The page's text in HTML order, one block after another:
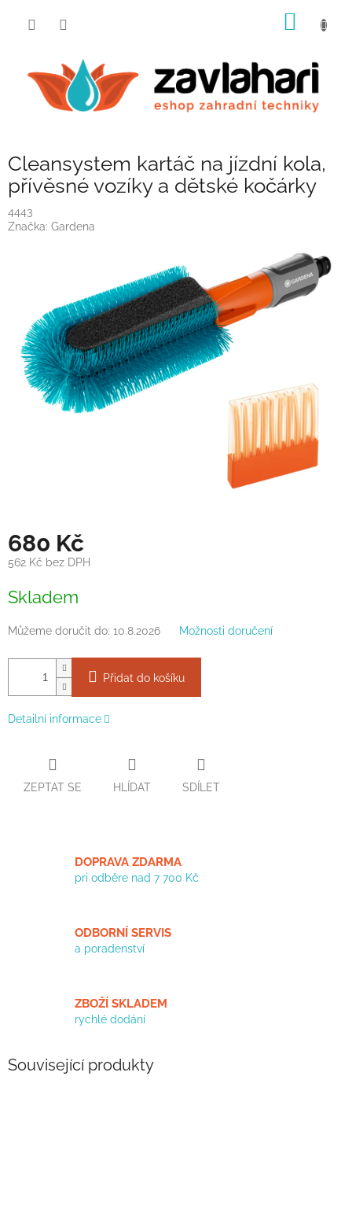
Cleansystem kartáč na jízdní kola,
přívěsné vozíky a dětské kočárky
4443
Značka: Gardena
680 Kč
562 Kč bez DPH
cena:
Skladem
Můžeme doručit do: 10.8.2026 Možnosti doručení
Přidat do košíku
Detailní informace
ZEPTAT SE HLÍDAT SDÍLET
DOPRAVA ZDARMA
pri odběre nad 7 700 Kč
ODBORNÍ SERVIS
a poradenství
ZBOŽÍ SKLADEM
rychlé dodání
Související produkty